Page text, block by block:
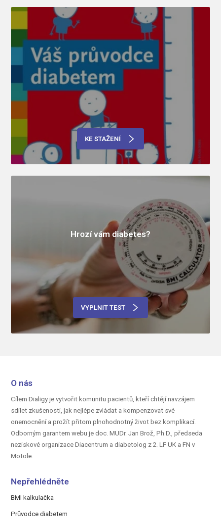
KE STAŽENÍ
Hrozí vám diabetes?
VYPLNIT TEST
O nás
Cílem Dialigy je vytvořit komunitu pacientů, kteří chtějí navzájem
sdílet zkušenosti, jak nejlépe zvládat a kompenzovat své
onemocnění a prožít přitom plnohodnotný život bez komplikací.
Odborným garantem webu je doc. MUDr. Jan Brož, Ph.D., předseda
neziskové organizace Diacentrum a diabetolog z 2. LF UK a FN v
Motole.
Nepřehlédněte
BMI kalkulačka
Průvodce diabetem